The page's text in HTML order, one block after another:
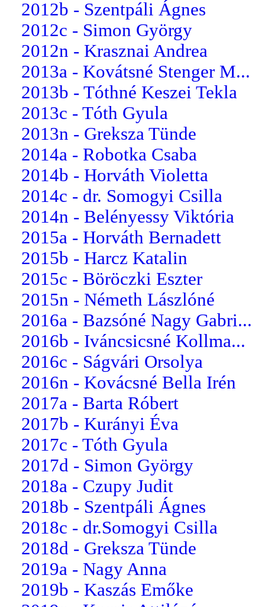
2012b - Szentpáli Ágnes
2012c - Simon György
2012n - Krasznai Andrea
2013a - Kovátsné Stenger M...
2013b - Tóthné Keszei Tekla
2013c - Tóth Gyula
2013n - Greksza Tünde
2014a - Robotka Csaba
2014b - Horváth Violetta
2014c - dr. Somogyi Csilla
2014n - Belényessy Viktória
2015a - Horváth Bernadett
2015b - Harcz Katalin
2015c - Böröczki Eszter
2015n - Németh Lászlóné
2016a - Bazsóné Nagy Gabri...
2016b - Iváncsicsné Kollma...
2016c - Ságvári Orsolya
2016n - Kovácsné Bella Irén
2017a - Barta Róbert
2017b - Kurányi Éva
2017c - Tóth Gyula
2017d - Simon György
2018a - Czupy Judit
2018b - Szentpáli Ágnes
2018c - dr.Somogyi Csilla
2018d - Greksza Tünde
2019a - Nagy Anna
2019b - Kaszás Emőke